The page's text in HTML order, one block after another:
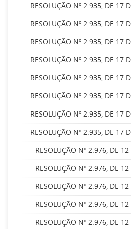
RESOLUÇÃO Nº 2.935, DE 17
RESOLUÇÃO Nº 2.935, DE 17
RESOLUÇÃO Nº 2.935, DE 17
RESOLUÇÃO Nº 2.935, DE 17
RESOLUÇÃO Nº 2.935, DE 17
RESOLUÇÃO Nº 2.935, DE 17
RESOLUÇÃO Nº 2.935, DE 17
RESOLUÇÃO Nº 2.935, DE 17
RESOLUÇÃO Nº 2.976, DE
RESOLUÇÃO Nº 2.976, DE
RESOLUÇÃO Nº 2.976, DE
RESOLUÇÃO Nº 2.976, DE
RESOLUÇÃO Nº 2.976, DE